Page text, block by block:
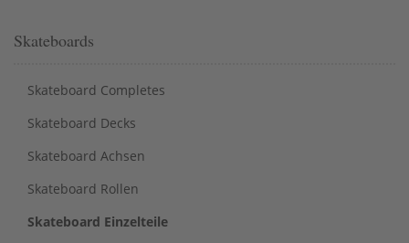
Skateboards
Skateboard Completes
Skateboard Decks
Skateboard Achsen
Skateboard Rollen
Skateboard Einzelteile